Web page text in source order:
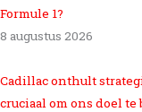
Formule 1?
8 augustus 2026
Cadillac onthult
cruciaal om ons doel te